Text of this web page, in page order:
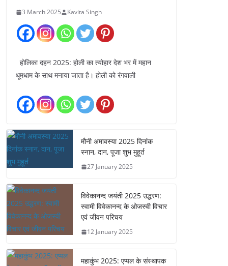
3 March 2025 Kavita Singh
होलिका दहन 2025: होली का त्योहार देश भर में महान
धूमधाम के साथ मनाया जाता है। होली को रंगवाली
मौनी अमावस्या 2025 दिनांक
स्नान, दान, पूजा शुभ मुहूर्त
27 January 2025
विवेकानन्द जयंती 2025 उद्धरण:
स्वामी विवेकानन्द के ओजस्वी विचार
एवं जीवन परिचय
12 January 2025
महाकुंभ 2025: एप्पल के संस्थापक